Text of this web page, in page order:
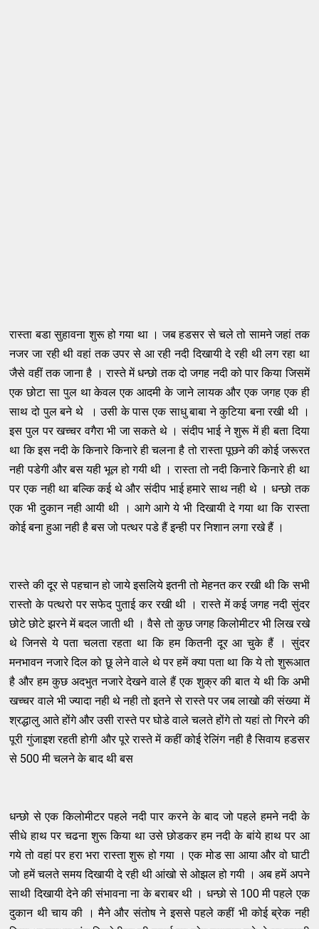
रास्ता बडा सुहावना शुरू हो गया था । जब हडसर से चले तो सामने जहां तक
नजर जा रही थी वहां तक उपर से आ रही नदी दिखायी दे रही थी लग रहा था
जैसे वहीं तक जाना है । रास्ते में धन्छो तक दो जगह नदी को पार किया जिसमें
एक छोटा सा पुल था केवल एक आदमी के जाने लायक और एक जगह एक ही
साथ दो पुल बने थे । उसी के पास एक साधु बाबा ने कुटिया बना रखी थी ।
इस पुल पर खच्चर वगैरा भी जा सकते थे । संदीप भाई ने शुरू में ही बता दिया
था कि इस नदी के किनारे किनारे ही चलना है तो रास्ता पूछने की कोई जरूरत
नही पडेगी और बस यही भूल हो गयी थी । रास्ता तो नदी किनारे किनारे ही था
पर एक नही था बल्कि कई थे और संदीप भाई हमारे साथ नही थे । धन्छो तक
एक भी दुकान नही आयी थी । आगे आगे ये भी दिखायी दे गया था कि रास्ता
कोई बना हुआ नही है बस जो पत्थर पडे हैं इन्ही पर निशान लगा रखे हैं ।
रास्ते की दूर से पहचान हो जाये इसलिये इतनी तो मेहनत कर रखी थी कि सभी
रास्तो के पत्थरो पर सफेद पुताई कर रखी थी । रास्ते में कई जगह नदी सुंदर
छोटे छोटे झरने में बदल जाती थी । वैसे तो कुछ जगह किलोमीटर भी लिख रखे
थे जिनसे ये पता चलता रहता था कि हम कितनी दूर आ चुके हैं । सुंदर
मनभावन नजारे दिल को छू लेने वाले थे पर हमें क्या पता था कि ये तो शुरूआत
है और हम कुछ अदभुत नजारे देखने वाले हैं एक शुक्र की बात ये थी कि अभी
खच्चर वाले भी ज्यादा नही थे नही तो इतने से रास्ते पर जब लाखो की संख्या में
श्रद्धालु आते होंगे और उसी रास्ते पर घोडे वाले चलते होंगे तो यहां तो गिरने की
पूरी गुंजाइश रहती होगी और पूरे रास्ते में कहीं कोई रेलिंग नही है सिवाय हडसर
से 500 मी चलने के बाद थी बस
धन्छो से एक किलोमीटर पहले नदी पार करने के बाद जो पहले हमने नदी के
सीधे हाथ पर चढना शुरू किया था उसे छोडकर हम नदी के बांये हाथ पर आ
गये तो वहां पर हरा भरा रास्ता शुरू हो गया । एक मोड सा आया और वो घाटी
जो हमें चलते समय दिखायी दे रही थी आंखो से ओझल हो गयी । अब हमें अपने
साथी दिखायी देने की संभावना ना के बराबर थी । धन्छो से 100 मी पहले एक
दुकान थी चाय की । मैने और संतोष ने इससे पहले कहीं भी कोई ब्रेक नही